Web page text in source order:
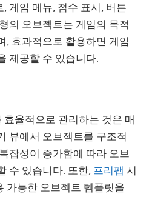
게임 메뉴, 점수 표시, 버튼
의 오브젝트는 게임의 목적
, 효과적으로 활용하면 게임
제공할 수 있습니다.
율적으로 관리하는 것은 매
뷰에서 오브젝트를 구조적
잡성이 증가함에 따라 오브
수 있습니다. 또한, 프리팹 시
가능한 오브젝트 템플릿을